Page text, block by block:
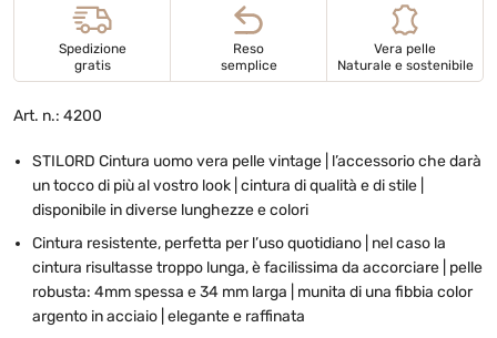
Spedizione
gratis
Reso
semplice
Vera pelle
Naturale e sostenibile
Art. n.: 4200
STILORD Cintura uomo vera pelle vintage | l’accessorio che darà
un tocco di più al vostro look | cintura di qualità e di stile |
disponibile in diverse lunghezze e colori
Cintura resistente, perfetta per l’uso quotidiano | nel caso la
cintura risultasse troppo lunga, è facilissima da accorciare | pelle
robusta: 4mm spessa e 34 mm larga | munita di una fibbia color
argento in acciaio | elegante e raffinata